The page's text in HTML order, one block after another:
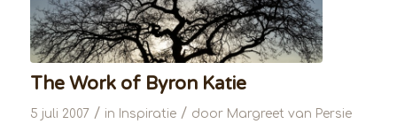
The Work of Byron Katie
5 juli 2007 / in Inspiratie / door Margreet van Persie